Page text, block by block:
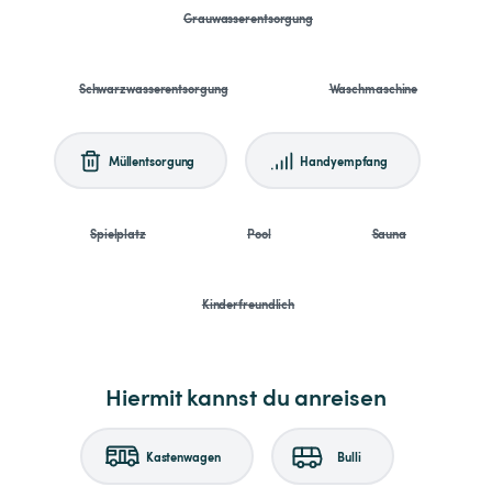
Grauwasserentsorgung
Schwarzwasserentsorgung Waschmaschine
Müllentsorgung Handyempfang
Spielplatz Pool Sauna
Kinderfreundlich
Hiermit kannst du anreisen
Kastenwagen Bulli